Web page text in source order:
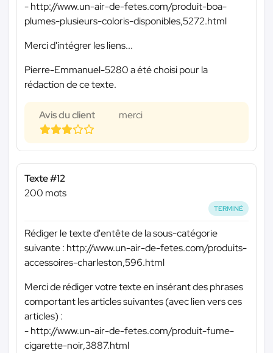
- http://www.un-air-de-fetes.com/produit-boa-
plumes-plusieurs-coloris-disponibles,5272.html
Merci d'intégrer les liens...
Pierre-Emmanuel-5280 a été choisi pour la
rédaction de ce texte.
Avis du client merci
Texte #12
200 mots
TERMINÉ
Rédiger le texte d'entête de la sous-catégorie
suivante : http://www.un-air-de-fetes.com/produits-
accessoires-charleston,596.html
Merci de rédiger votre texte en insérant des phrases
comportant les articles suivantes (avec lien vers ces
articles) :
- http://www.un-air-de-fetes.com/produit-fume-
cigarette-noir,3887.html